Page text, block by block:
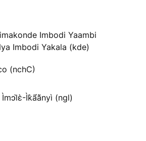
Imbodi Yaambi
Imbodi Yakala (kde)
(nchC)
Ìk̀ã́ã̀nyì (ngl)